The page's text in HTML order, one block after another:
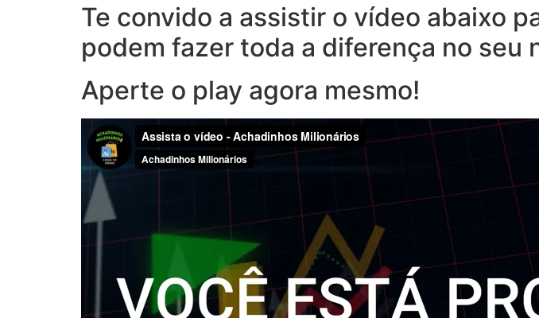
Te convido a assistir o vídeo abaixo
podem fazer toda a diferença no seu
Aperte o play agora mesmo!